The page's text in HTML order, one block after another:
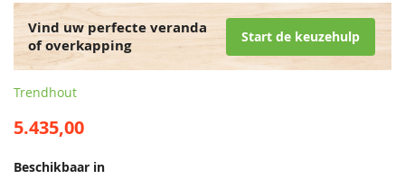
Vind uw perfecte veranda
of overkapping
Start de keuzehulp
Trendhout
5.435,00
Beschikbaar in